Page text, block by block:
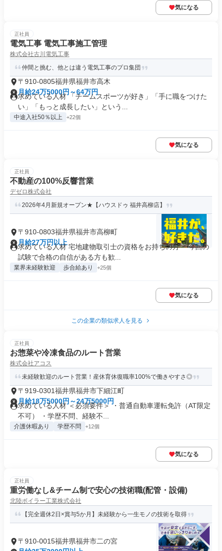
気になる
正社員
電気工事 電気工事施工管理
株式会社古川電気工事
仲間と挑む、他とは違う電気工事のプロ集団
〒910-0805福井県福井市高木
月給24万5000円～64万円
求めている人材 「チームスポーツが好き」「手に職をつけた
い」「もっと成長したい」という...
中途入社50％以上 +22個
気になる
正社員
不動産の100%反響営業
デゼロ株式会社
2026年4月新規オープン★【ハウスドゥ 福井高柳店】
〒910-0803福井県福井市高柳町
月給27万円以上
求めている人材 宅地建物取引士の資格をお持ちの方 ＊今回の
試験で合格の自信がある方も歓...
業界未経験歓迎 歩合給あり +25個
気になる
この企業の類似求人を見る
正社員
お惣菜や冷凍食品のルート営業
株式会社アコス
未経験歓迎のルート営業！産休育休復職率100%で働きやすさ◎
〒919-0301福井県福井市下細江町
月給18万5000円～24万5000円
求めている人材 ＜必須要件＞ ・普通自動車運転免許（AT限定
不可） ・学歴不問、経験不...
介護休暇あり 学歴不問 +12個
気になる
正社員
重労働なし&チーム制で安心の技術職(配管・設備)
北陸ボイラー工業株式会社
【完全週休2日×賞与5か月】未経験から一生モノの技術を取得
〒910-0015福井県福井市二の宮